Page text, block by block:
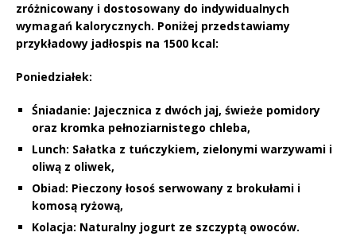
zróżnicowany i dostosowany do indywidualnych
wymagań kalorycznych. Poniżej przedstawiamy
przykładowy jadłospis na 1500 kcal:
Poniedziałek:
Śniadanie: Jajecznica z dwóch jaj, świeże pomidory
oraz kromka pełnoziarnistego chleba,
Lunch: Sałatka z tuńczykiem, zielonymi warzywami i
oliwą z oliwek,
Obiad: Pieczony łosoś serwowany z brokułami i
komosą ryżową,
Kolacja: Naturalny jogurt ze szczyptą owoców.